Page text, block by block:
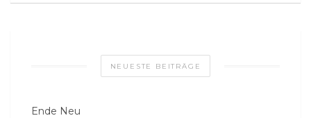
NEUESTE BEITRÄGE
Ende Neu